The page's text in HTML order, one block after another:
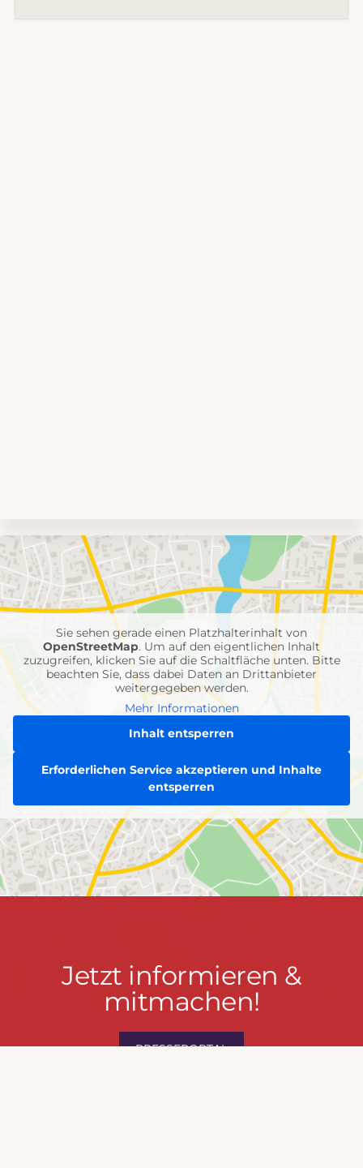
Umgebungskarte
mit
Feuerwehr-
Einheiten
Sie sehen gerade einen Platzhalterinhalt von
OpenStreetMap. Um auf den eigentlichen Inhalt
zuzugreifen, klicken Sie auf die Schaltfläche unten. Bitte
beachten Sie, dass dabei Daten an Drittanbieter
weitergegeben werden.
Mehr Informationen
Inhalt entsperren
Erforderlichen Service akzeptieren und Inhalte
entsperren
Jetzt
informieren
mitmachen!
Jetzt informieren &
mitmachen!
PRESSEPORTAL